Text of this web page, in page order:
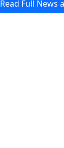
Read Full News